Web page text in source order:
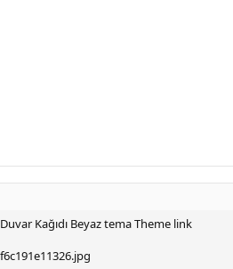
Kağıdı Beyaz tema Theme link